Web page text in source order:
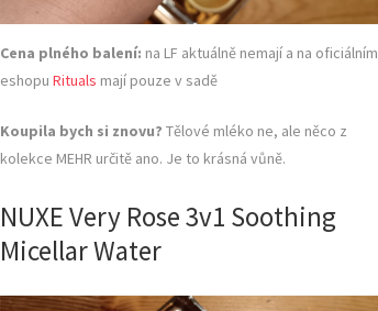
Cena plného balení: na LF aktuálně nemají a na oficiálním
eshopu Rituals mají pouze v sadě
Koupila bych si znovu? Tělové mléko ne, ale něco z
kolekce MEHR určitě ano. Je to krásná vůně.
NUXE Very Rose 3v1 Soothing
Micellar Water